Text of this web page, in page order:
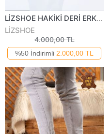
LİZSHOE HAKİKİ DERİ ERKEK GÜNLÜK BOT PİK 204122K
LİZSHOE
4.000,00 TL
%50 İndirimli 2.000,00 TL